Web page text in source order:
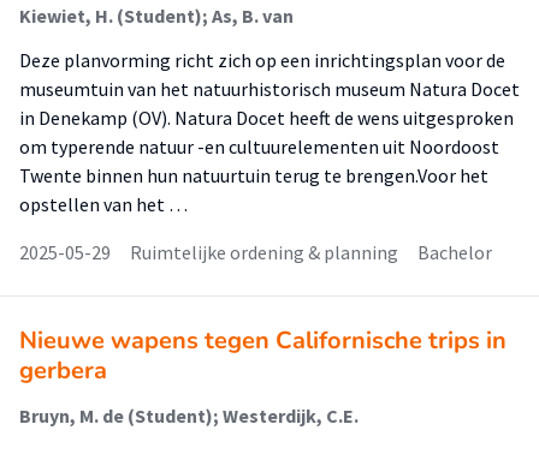
Kiewiet, H. (Student); As, B. van
Deze planvorming richt zich op een inrichtingsplan voor de
museumtuin van het natuurhistorisch museum Natura Docet
in Denekamp (OV). Natura Docet heeft de wens uitgesproken
om typerende natuur -en cultuurelementen uit Noordoost
Twente binnen hun natuurtuin terug te brengen.Voor het
opstellen van het …
2025-05-29
Ruimtelijke ordening & planning Bachelor
Nieuwe wapens tegen Californische trips in
gerbera
Bruyn, M. de (Student); Westerdijk, C.E.